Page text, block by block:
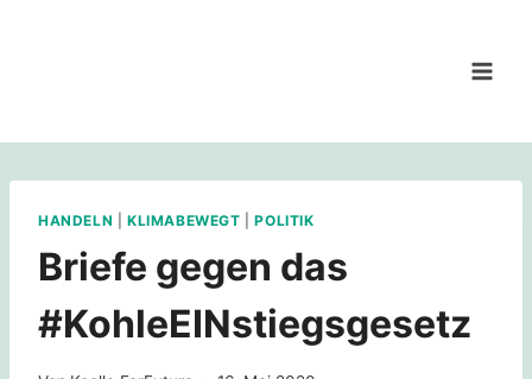
HANDELN KLIMABEWEGT |POLITIK
Briefe gegen das
#KohleEINstiegsgesetz